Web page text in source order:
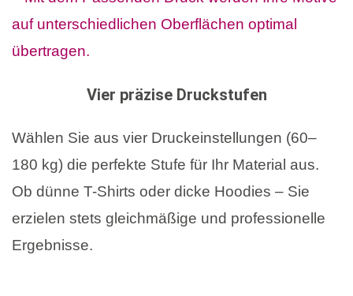
Vier präzise Druckstufen
Wählen Sie aus vier Druckeinstellungen (60–
180 kg) die perfekte Stufe für Ihr Material aus.
Ob dünne T-Shirts oder dicke Hoodies – Sie
erzielen stets gleichmäßige und professionelle
Ergebnisse.